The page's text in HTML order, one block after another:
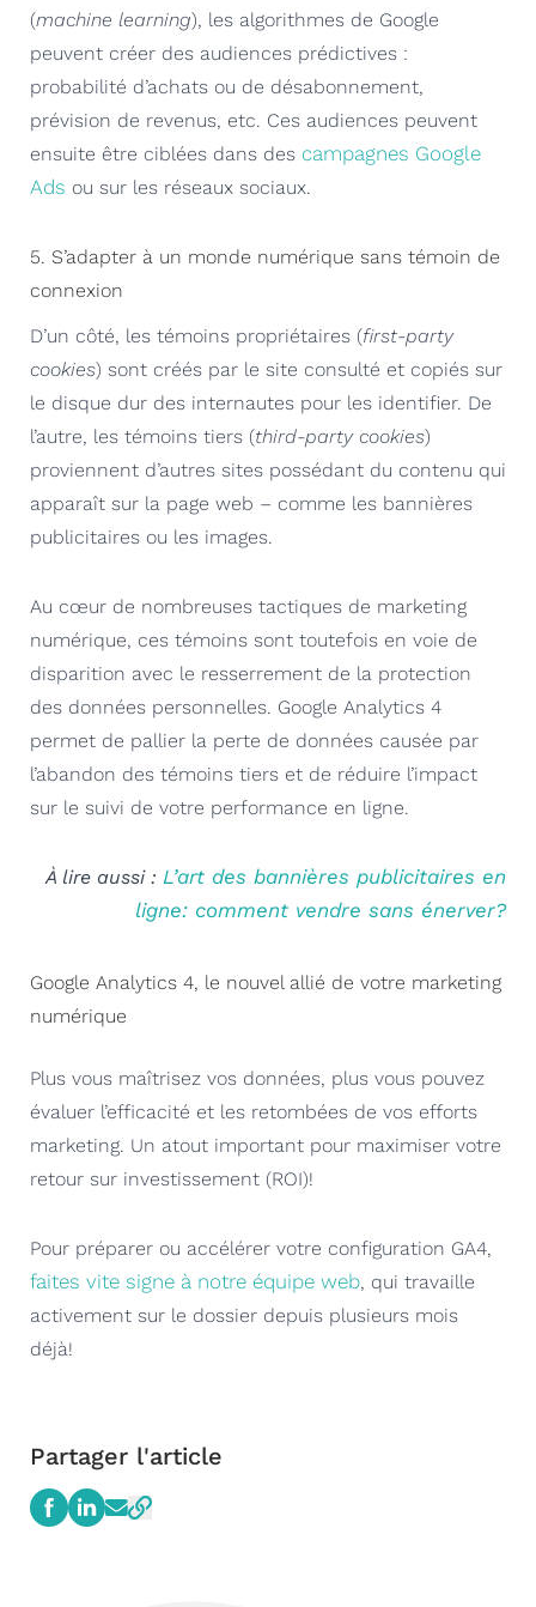
Partager l'article
(machine learning), les algorithmes de Google
peuvent créer des audiences prédictives :
probabilité d’achats ou de désabonnement,
prévision de revenus, etc. Ces audiences peuvent
ensuite être ciblées dans des campagnes Google
Ads ou sur les réseaux sociaux.
5. S’adapter à un monde numérique sans témoin de
connexion
D’un côté, les témoins propriétaires (first-party
cookies) sont créés par le site consulté et copiés sur
le disque dur des internautes pour les identifier. De
l’autre, les témoins tiers (third-party cookies)
proviennent d’autres sites possédant du contenu qui
apparaît sur la page web – comme les bannières
publicitaires ou les images.
Au cœur de nombreuses tactiques de marketing
numérique, ces témoins sont toutefois en voie de
disparition avec le resserrement de la protection
des données personnelles. Google Analytics 4
permet de pallier la perte de données causée par
l’abandon des témoins tiers et de réduire l’impact
sur le suivi de votre performance en ligne.
À lire aussi : L’art des bannières publicitaires en
ligne: comment vendre sans énerver?
Google Analytics 4, le nouvel allié de votre marketing
numérique
Plus vous maîtrisez vos données, plus vous pouvez
évaluer l’efficacité et les retombées de vos efforts
marketing. Un atout important pour maximiser votre
retour sur investissement (ROI)!
Pour préparer ou accélérer votre configuration GA4,
faites vite signe à notre équipe web, qui travaille
activement sur le dossier depuis plusieurs mois
déjà!